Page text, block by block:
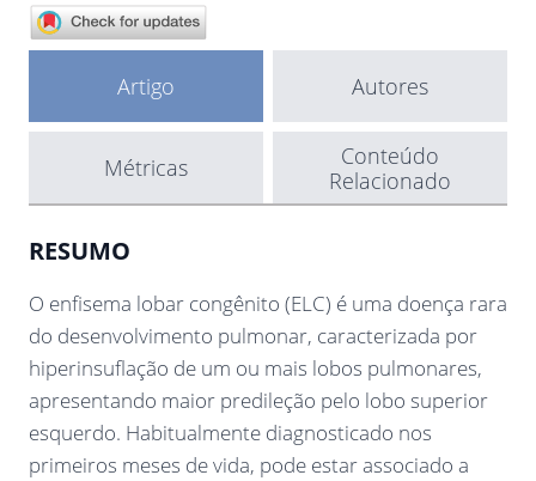
Artigo Autores
Métricas
Conteúdo
Relacionado
RESUMO
O enfisema lobar congênito (ELC) é uma doença rara
do desenvolvimento pulmonar, caracterizada por
hiperinsuflação de um ou mais lobos pulmonares,
apresentando maior predileção pelo lobo superior
esquerdo. Habitualmente diagnosticado nos
primeiros meses de vida, pode estar associado a